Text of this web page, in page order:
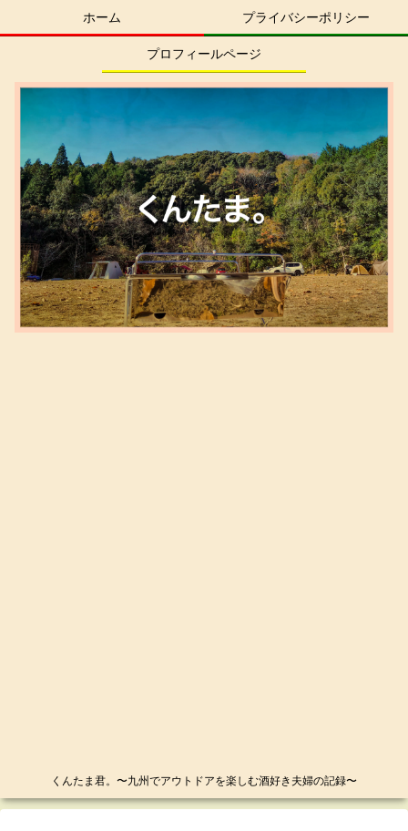
くんたま君。〜九州でアウトドアを楽しむ酒好き夫婦の記録〜
ホーム プライバシーポリシー
プロフィールページ